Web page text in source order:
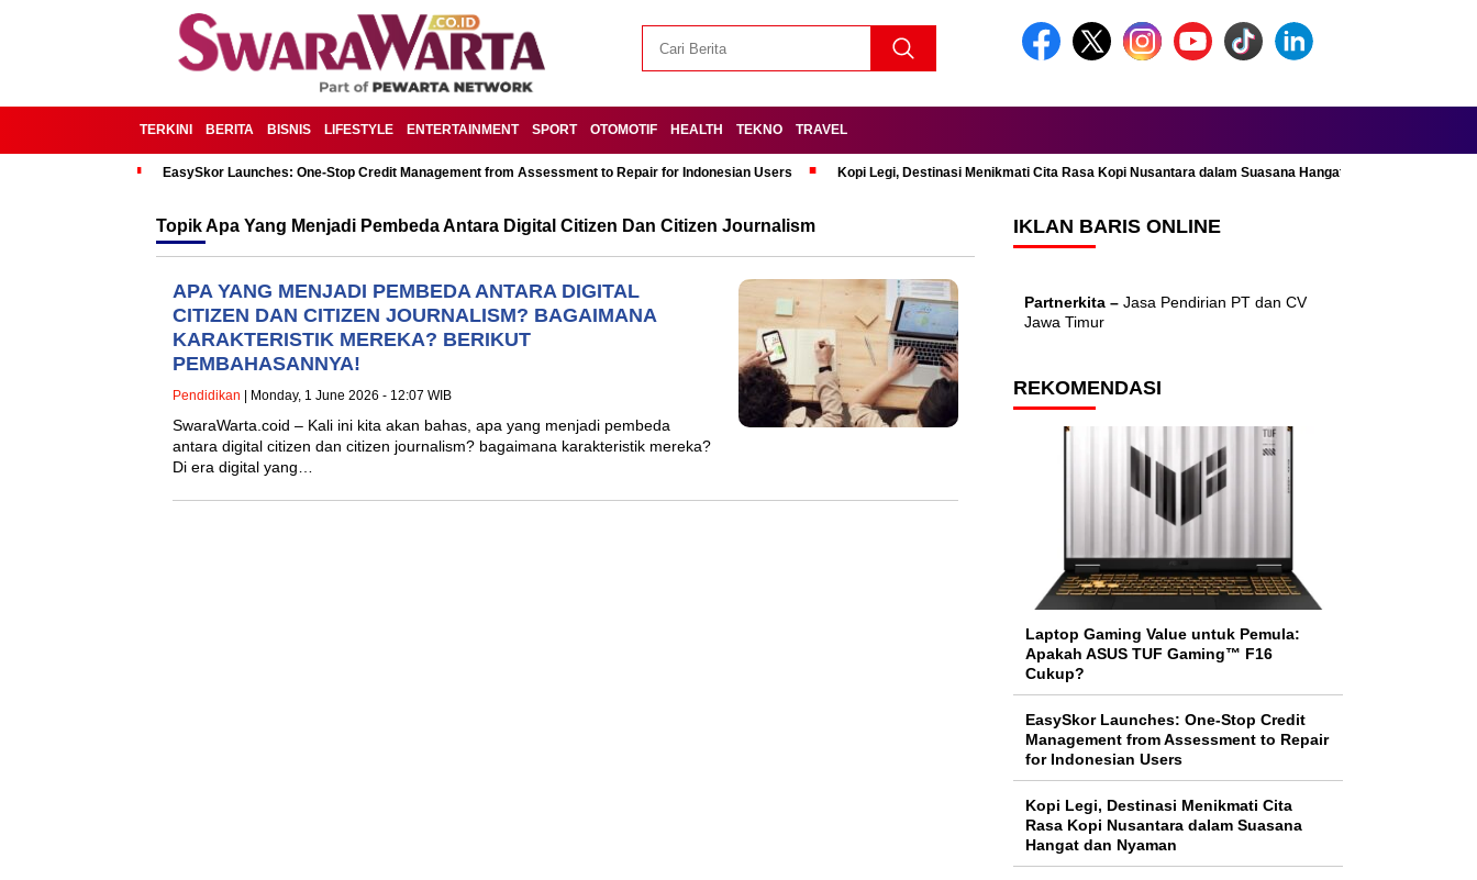
TERKINI BERITA BISNIS LIFESTYLE ENTERTAINMENT SPORT OTOMOTIF HEALTH TEKNO TRAVEL
EasySkor Launches: One-Stop Credit Management from Assessment to Repair for Indonesian Users Kopi Legi, Destinasi Menikmati Cita Rasa Kopi Nusantara dalam Suasana Hangat dan Nyaman
TopikApa Yang Menjadi Pembeda Antara Digital Citizen Dan Citizen Journalism
APA YANG MENJADI PEMBEDA ANTARA DIGITAL
CITIZEN DAN CITIZEN JOURNALISM? BAGAIMANA
KARAKTERISTIK MEREKA? BERIKUT
PEMBAHASANNYA!
Pendidikan | Monday, 1 June 2026 - 12:07 WIB
SwaraWarta.coid – Kali ini kita akan bahas, apa yang menjadi pembeda
antara digital citizen dan citizen journalism? bagaimana karakteristik mereka?
Di era digital yang…
IKLAN BARIS ONLINE
Partnerkita – Jasa Pendirian PT dan CV
Jawa Timur
REKOMENDASI
Laptop Gaming Value untuk Pemula:
Apakah ASUS TUF Gaming™ F16
Cukup?
EasySkor Launches: One-Stop Credit
Management from Assessment to Repair
for Indonesian Users
Kopi Legi, Destinasi Menikmati Cita
Rasa Kopi Nusantara dalam Suasana
Hangat dan Nyaman